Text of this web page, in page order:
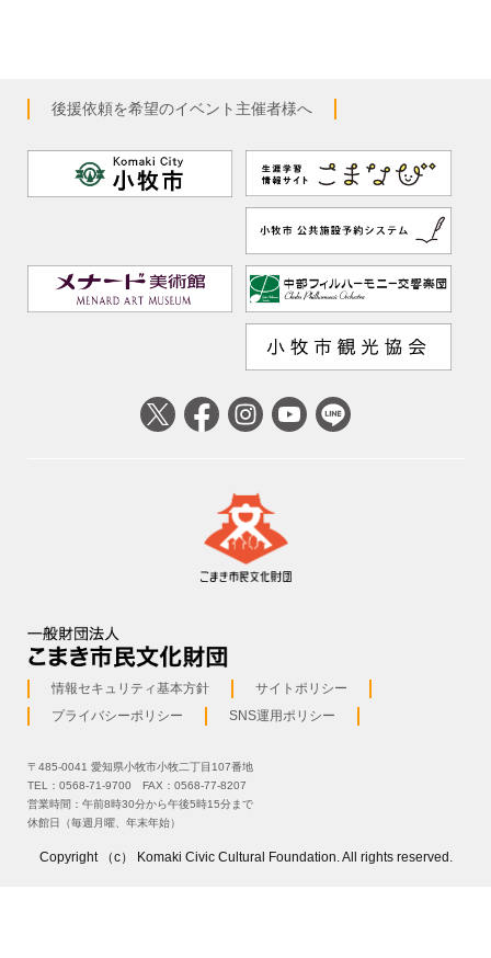
後援依頼を希望のイベント主催者様へ
情報セキュリティ基本方針
サイトポリシー
プライバシーポリシー
SNS運用ポリシー
〒485-0041 愛知県小牧市小牧二丁目107番地
TEL：0568-71-9700 FAX：0568-77-8207
営業時間：午前8時30分から午後5時15分まで
休館日（毎週月曜、年末年始）
Copyright （c） Komaki Civic Cultural Foundation. All rights reserved.